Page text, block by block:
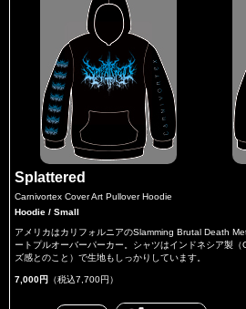
Splattered
Carnivortex Cover Art Pullover Hoodie
Hoodie / Small
アメリカはカリフォルニアのSlamming Brutal Death
ートプルオーバーパーカー。シャツはインドネシア製
ズ感とのこと）で生地もしっかりしています。
7,000円 （税込7,700円）